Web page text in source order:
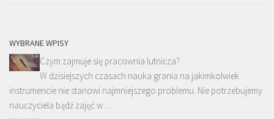
WYBRANE WPISY
Czym zajmuje się pracownia lutnicza?
W dzisiejszych czasach nauka grania na jakimkolwiek
instrumencie nie stanowi najmniejszego problemu. Nie potrzebujemy
nauczyciela bądź zajęć w …